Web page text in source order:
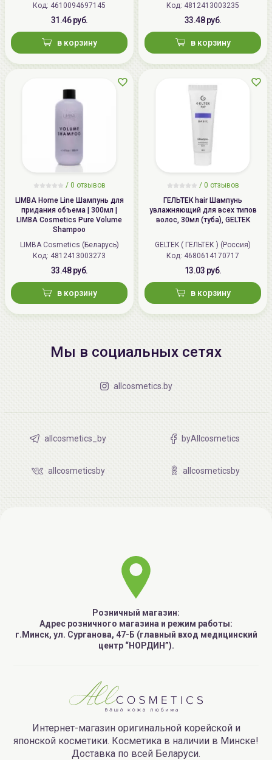
Код: 4610094697145
31.46 руб.
в корзину
Код: 4812413003235
33.48 руб.
в корзину
/ 0 отзывов
LIMBA Home Line Шампунь для
придания объема | 300мл |
LIMBA Cosmetics Pure Volume
Shampoo
LIMBA Cosmetics (Беларусь)
Код: 4812413003273
33.48 руб.
в корзину
/ 0 отзывов
ГЕЛЬТЕК hair Шампунь
увлажняющий для всех типов
волос, 30мл (туба), GELTEK
GELTEK ( ГЕЛЬТЕК ) (Россия)
Код: 4680614170717
13.03 руб.
в корзину
Мы в социальных сетях
allcosmetics.by
allcosmetics_by byAllcosmetics
allcosmeticsby allcosmeticsby
Розничный магазин:
Адрес розничного магазина и режим работы:
г.Минск, ул. Сурганова, 47-Б (главный вход медицинский
центр “НОРДИН”).
Интернет-магазин оригинальной корейской и
японской косметики. Косметика в наличии в Минске!
Доставка по всей Беларуси.